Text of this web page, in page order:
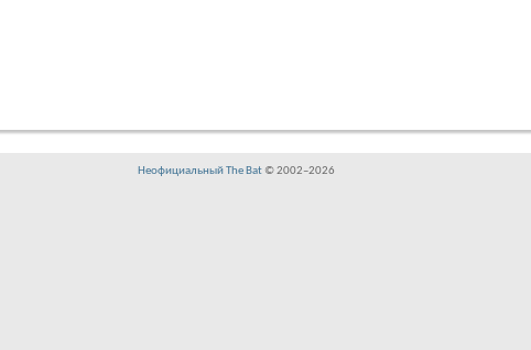
Неофициальный The Bat© 2002–2026